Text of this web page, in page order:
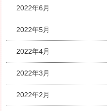
2022年6月
2022年5月
2022年4月
2022年3月
2022年2月